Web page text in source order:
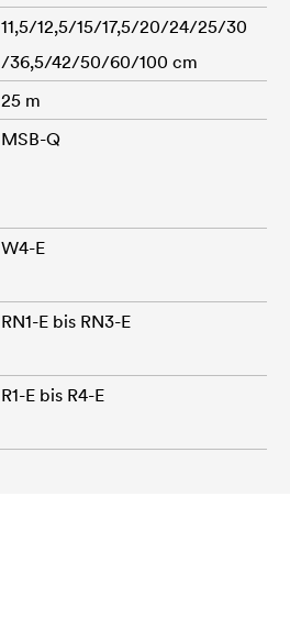
11,5/12,5/15/17,5/20/24/25/30
/36,5/42/50/60/100 cm
25 m
MSB-Q
W4-E
RN1-E bis RN3-E
R1-E bis R4-E